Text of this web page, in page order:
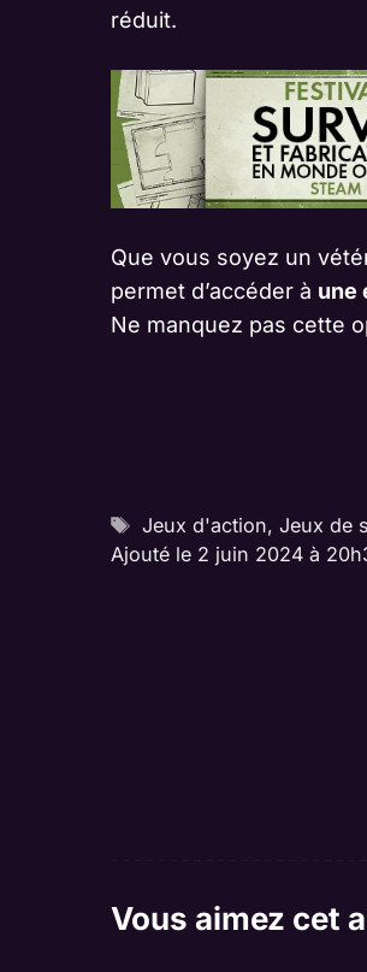
réduit.
Que vous soyez un
permet d’accéder à une
Ne manquez pas cette
Étiquettes
Jeux d'action, Jeux de
Ajouté le 2 juin 2024 à
Vous aimez cet